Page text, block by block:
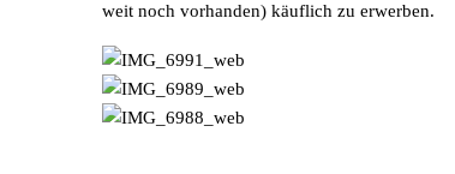
weit noch vorhanden) käuflich zu erwerben.